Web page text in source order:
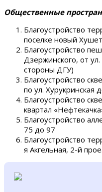
Общественные
Благоустройство
поселке новый Хушет
Благоустройство
Дзержинского, от
стороны ДГУ)
Благоустройство
по ул. Хурукринская
Благоустройство
квартал
Благоустройство
75 до 97
Благоустройство
я Акгельная, 2-й